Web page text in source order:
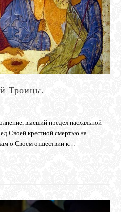
Троицы.
высший предел пасхальной
Своей крестной смертью на
о Своем отшествии к…